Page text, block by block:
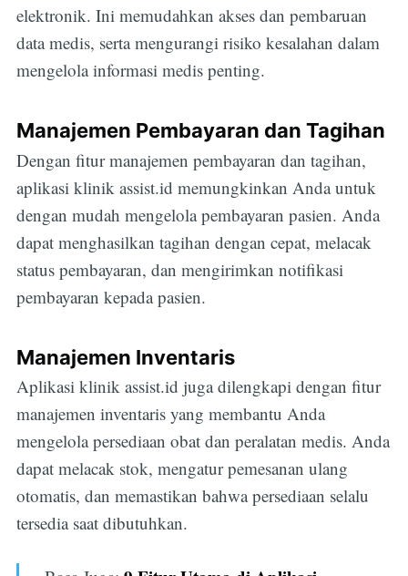
elektronik. Ini memudahkan akses dan pembaruan
data medis, serta mengurangi risiko kesalahan dalam
mengelola informasi medis penting.
Manajemen Pembayaran dan Tagihan
Dengan fitur manajemen pembayaran dan tagihan,
aplikasi klinik assist.id memungkinkan Anda untuk
dengan mudah mengelola pembayaran pasien. Anda
dapat menghasilkan tagihan dengan cepat, melacak
status pembayaran, dan mengirimkan notifikasi
pembayaran kepada pasien.
Manajemen Inventaris
Aplikasi klinik assist.id juga dilengkapi dengan fitur
manajemen inventaris yang membantu Anda
mengelola persediaan obat dan peralatan medis. Anda
dapat melacak stok, mengatur pemesanan ulang
otomatis, dan memastikan bahwa persediaan selalu
tersedia saat dibutuhkan.